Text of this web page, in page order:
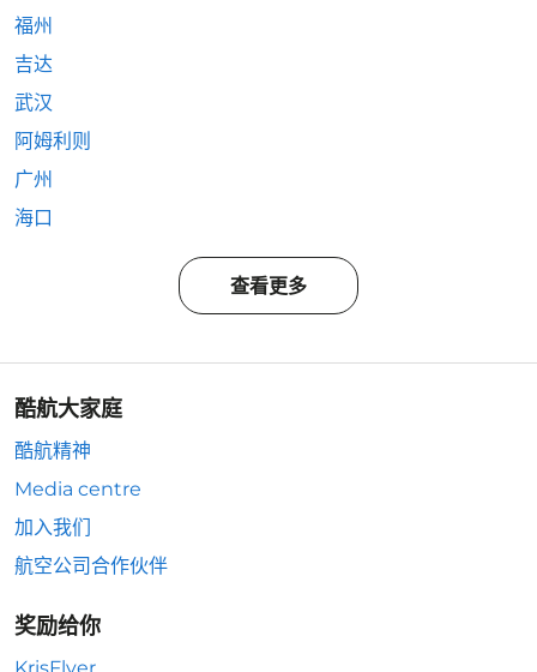
福州
吉达
武汉
阿姆利则
广州
海口
查看更多
酷航大家庭
酷航精神
Media centre
加入我们
航空公司合作伙伴
奖励给你